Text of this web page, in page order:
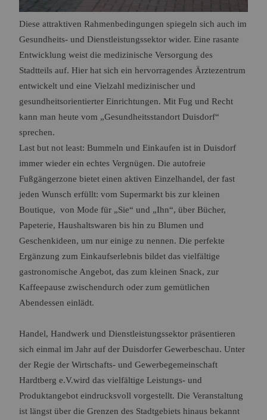
Diese attraktiven Rahmenbedingungen spiegeln sich auch im
Gesundheits- und Dienstleistungssektor wider. Eine rasante
Entwicklung weist die medizinische Versorgung des
Stadtteils auf. Hier hat sich ein hervorragendes Ärztezentrum
entwickelt und eine Vielzahl medizinischer und
gesundheitsorientierter Einrichtungen. Mit Fug und Recht
kann man heute vom „Gesundheitsstandort Duisdorf“
sprechen.
Last but not least: Bummeln und Einkaufen ist in Duisdorf
immer wieder ein echtes Vergnügen. Die autofreie
Fußgängerzone bietet einen aktiven Einzelhandel, der fast
jeden Wunsch erfüllt: vom Supermarkt bis zur kleinen
Boutique, von Mode für „Sie“ und „Ihn“, über Bücher,
Papeterie, Haushaltswaren bis hin zu Blumen und
Geschenkideen, um nur einige zu nennen. Die perfekte
Ergänzung zum Einkaufserlebnis bildet das vielfältige
gastronomische Angebot, das zum kleinen Snack, zur
Kaffeepause zwischendurch oder zum gemütlichen
Abendessen einlädt.
Handel, Handwerk und Dienstleistungssektor präsentieren
sich einmal im Jahr auf der Duisdorfer Gewerbeschau. Unter
der Regie der Wirtschafts- und Gewerbegemeinschaft
Hardtberg e.V.wird das vielfältige Leistungs- und
Produktangebot eindrucksvoll vorgestellt. Die Veranstaltung
ist längst über die Grenzen des Stadtgebiets hinaus bekannt